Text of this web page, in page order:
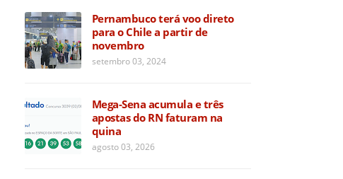
Pernambuco terá voo direto
para o Chile a partir de
novembro
setembro 03, 2024
Mega-Sena acumula e três
apostas do RN faturam na
quina
agosto 03, 2026